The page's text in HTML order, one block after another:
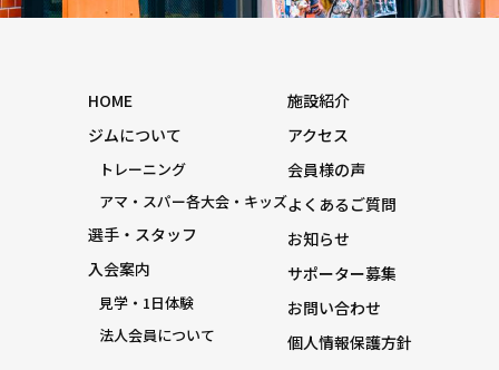
HOME
ジムについて
トレーニング
アマ・スパー各大会・キッズ
選手・スタッフ
入会案内
見学・1日体験
法人会員について
施設紹介
アクセス
会員様の声
よくあるご質問
お知らせ
サポーター募集
お問い合わせ
個人情報保護方針